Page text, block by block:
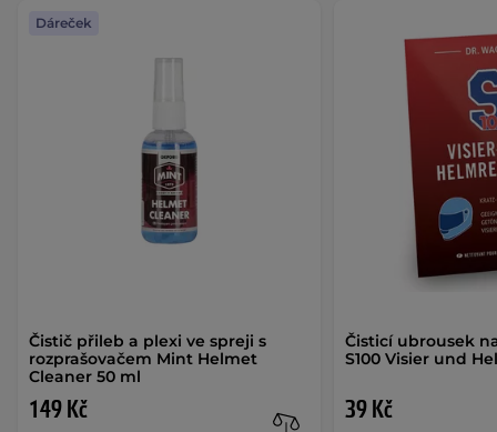
Čistič přileb a plexi ve spreji s
rozprašovačem Mint Helmet
Cleaner 50 ml
149 Kč
Dáreček
Čisticí ubrousek
S100 Visier und
39 Kč